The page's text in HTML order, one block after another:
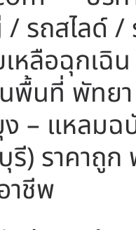
รถสไลด์ /
หลือฉุกเฉิ
นพื้นที่ พัทย
ง – แหลมฉ
รี) ราคาถู
าชีพ